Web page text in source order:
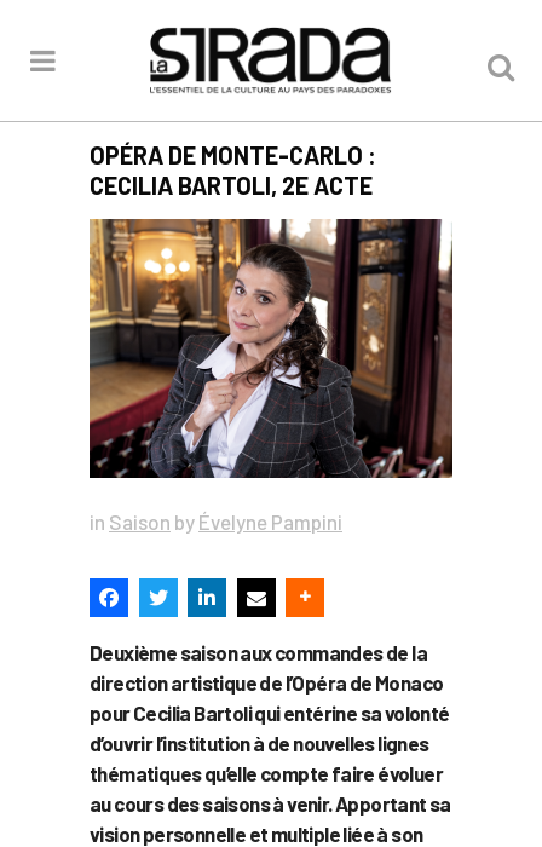
OPÉRA DE MONTE-CARLO :
CECILIA BARTOLI, 2E ACTE
in Saison by Évelyne Pampini
Deuxième saison aux commandes de la
direction artistique de l’Opéra de Monaco
pour Cecilia Bartoli qui entérine sa volonté
d’ouvrir l’institution à de nouvelles lignes
thématiques qu’elle compte faire évoluer
au cours des saisons à venir. Apportant sa
vision personnelle et multiple liée à son